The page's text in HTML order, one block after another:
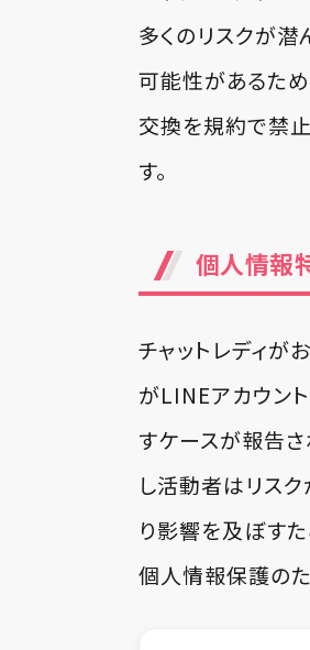
多くのリスクが
可能性があるため
交換を規約で禁止
す。
個人情報
チャットレディが
がLINEアカウン
すケースが報告
し活動者はリスク
り影響を及ぼす
個人情報保護の